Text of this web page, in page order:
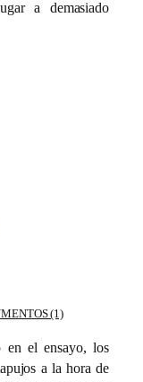
a demasiado
(1)
en el ensayo, los
a la hora de